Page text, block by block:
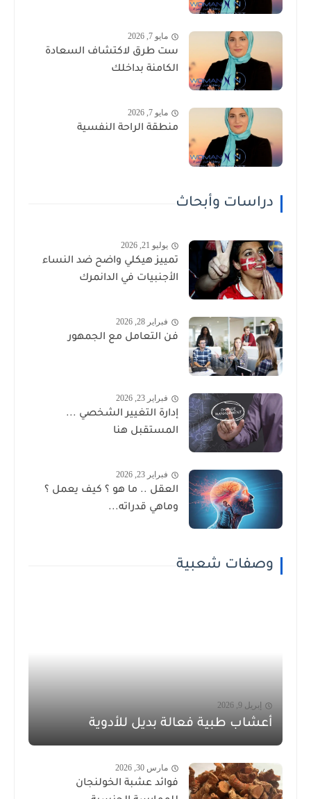
مايو 7, 2026
ست طرق لاكتشاف السعادة
الكامنة بداخلك
مايو 7, 2026
منطقة الراحة النفسية
دراسات وأبحاث
يوليو 21, 2026
تمييز هيكلي واضح ضد النساء
الأجنبيات في الدانمرك
فبراير 28, 2026
فن التعامل مع الجمهور
فبراير 23, 2026
إدارة التغيير الشخصي ...
المستقبل هنا
فبراير 23, 2026
العقل .. ما هو ؟ كيف يعمل ؟
وماهي قدراته...
وصفات شعبية
إبريل 9, 2026
أعشاب طبية فعالة بديل للأدوية
مارس 30, 2026
فوائد عشبة الخولنجان